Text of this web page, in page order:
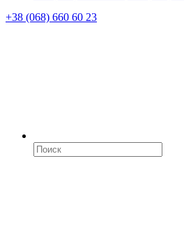
+38 (068) 660 60 23